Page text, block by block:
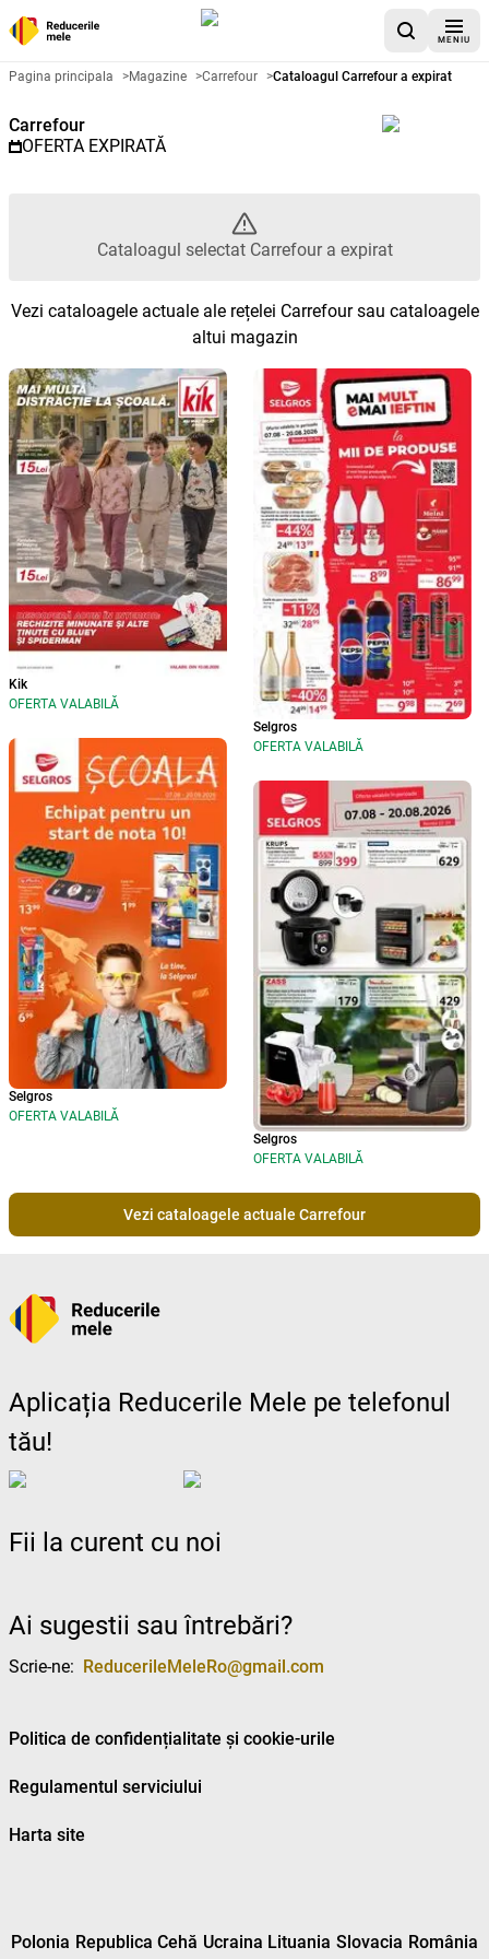
MENIU
Catalog promoțional Carrefour
Pagina principala >Magazine >Carrefour >Cataloagul Carrefour a expirat
Carrefour
OFERTA EXPIRATĂ
Cataloagul selectat Carrefour a expirat
Vezi cataloagele actuale ale rețelei Carrefour sau cataloagele
altui magazin
Kik
OFERTA VALABILĂ
Selgros
OFERTA VALABILĂ
Selgros
OFERTA VALABILĂ
Selgros
OFERTA VALABILĂ
Vezi cataloagele actuale Carrefour
Aplicația Reducerile Mele pe telefonul
tău!
Fii la curent cu noi
Ai sugestii sau întrebări?
Scrie-ne: ReducerileMeleRo@gmail.com
Politica de confidențialitate și cookie-urile
Regulamentul serviciului
Harta site
Polonia Republica Cehă Ucraina Lituania Slovacia România